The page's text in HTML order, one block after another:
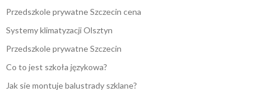
Przedszkole prywatne Szczecin cena
Systemy klimatyzacji Olsztyn
Przedszkole prywatne Szczecin
Co to jest szkoła językowa?
Jak sie montuje balustrady szklane?